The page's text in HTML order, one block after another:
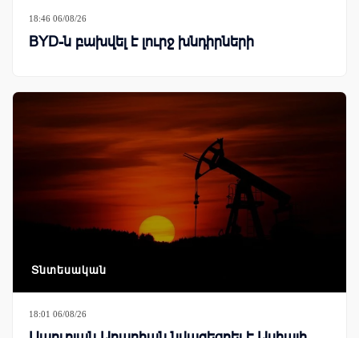
18:46 06/08/26
BYD-ն բախվել է լուրջ խնդիրների
Տնտեսական
18:01 06/08/26